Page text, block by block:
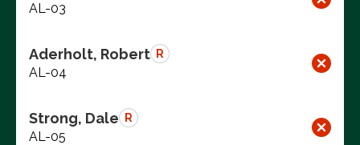
AL-03
Aderholt, Robert R
AL-04
Strong, Dale R
AL-05